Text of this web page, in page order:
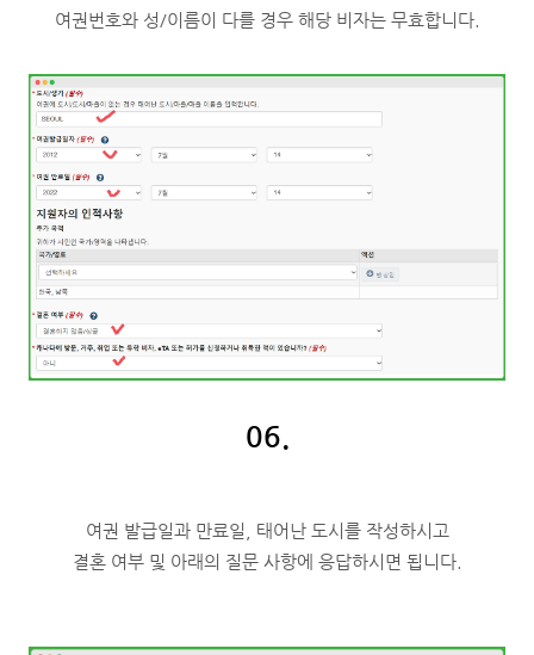
여권번호와 성/이름이 다를 경우 해당 비자는 무효합니다.
06.
여권 발급일과 만료일, 태어난 도시를 작성하시고
결혼 여부 및 아래의 질문 사항에 응답하시면 됩니다.